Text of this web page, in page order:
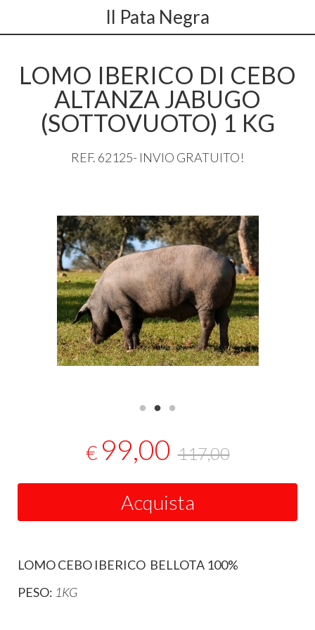
Il Pata Negra
LOMO IBERICO DI CEBO
ALTANZA JABUGO
(SOTTOVUOTO) 1 KG
REF. 62125- INVIO GRATUITO!
€ 99,00 117,00
Acquista
LOMO CEBO IBERICO BELLOTA 100%
PESO: 1KG